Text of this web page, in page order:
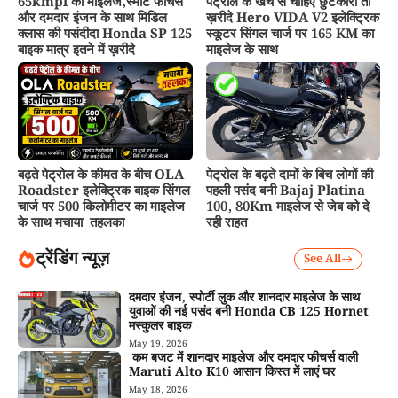
और दमदार इंजन के साथ मिडिल
क्लास की पसंदीदा Honda SP 125
बाइक मात्र इतने में ख़रीदे
ख़रीदे Hero VIDA V2 इलेक्ट्रिक
स्कूटर सिंगल चार्ज पर 165 KM का
माइलेज के साथ
बढ़ते पेट्रोल के कीमत के बीच OLA
Roadster इलेक्ट्रिक बाइक सिंगल
चार्ज पर 500 किलोमीटर का माइलेज
के साथ मचाया तहलका
पेट्रोल के बढ़ते दामों के बिच लोगों की
पहली पसंद बनी Bajaj Platina
100, 80Km माइलेज से जेब को दे
रही राहत
ट्रेंडिंग न्यूज़ See All
दमदार इंजन, स्पोर्टी लुक और शानदार माइलेज के साथ
युवाओं की नई पसंद बनी Honda CB 125 Hornet
मस्कुलर बाइक
May 19, 2026
कम बजट में शानदार माइलेज और दमदार फीचर्स वाली
Maruti Alto K10 आसान किस्त में लाएं घर
May 18, 2026